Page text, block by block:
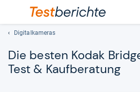
Digitalkameras
Die bes­ten Kodak
Test & Kauf­be­ra­tung